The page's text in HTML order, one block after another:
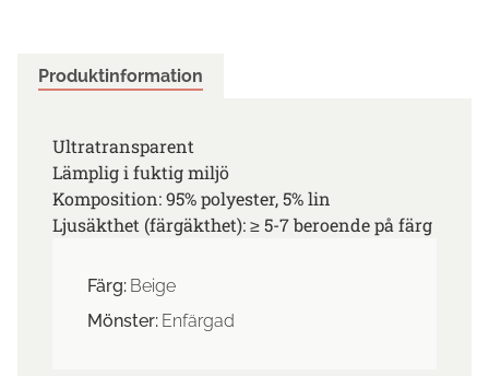
Produktinformation
Ultratransparent
Lämplig i fuktig miljö
Komposition: 95% polyester, 5% lin
Ljusäkthet (färgäkthet): ≥ 5-7 beroende på färg
Färg: Beige
Mönster: Enfärgad